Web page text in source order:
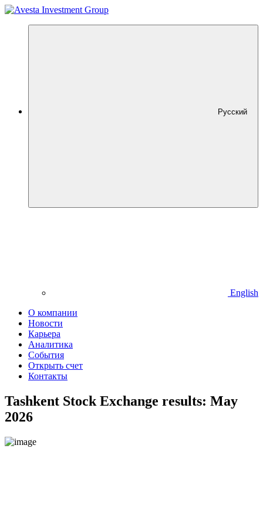
Русский
English
О компании
Новости
Карьера
Аналитика
События
Открыть счет
Контакты
Tashkent Stock Exchange results: May
2026